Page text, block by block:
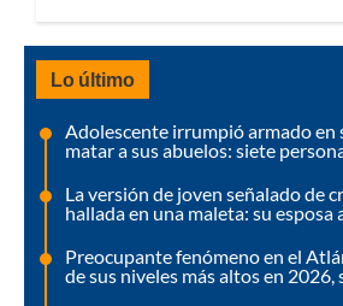
Lo último
Adolescente irrumpió armado en
matar a sus abuelos: siete
La versión de joven señalado de
hallada en una maleta: su
Preocupante fenómeno en el
de sus niveles más altos en 2026,